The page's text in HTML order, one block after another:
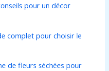
pour un décor
complet pour choisir le
de fleurs séchées pour